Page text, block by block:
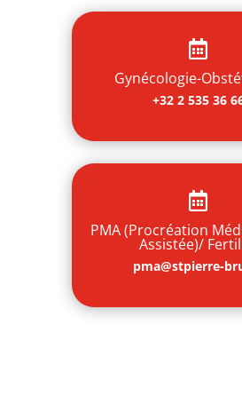

Gynécologie-
+32 2 535 36

PMA (Procréation
Assistée)/
pma@stpierre-